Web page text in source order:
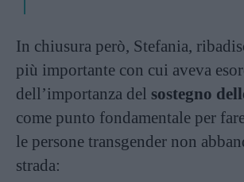
In chiusura però, Stefania,
più importante con cui aveva
dell’importanza del sostegno
come punto fondamentale per
le persone transgender non
strada: